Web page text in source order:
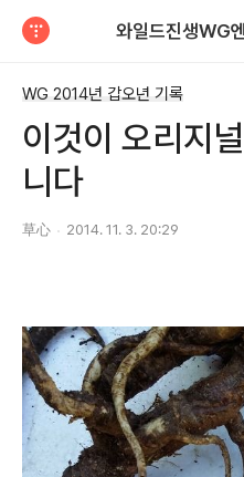
WG 2014년 갑오년 기록
이것이 오리지
니다
草心 2014. 11. 3. 20:29